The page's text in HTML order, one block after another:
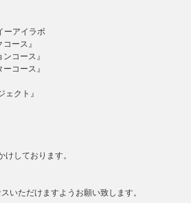
ーアイラボ
ース』
コース』
コース』
クト』
しております。
いただけますようお願い致します。